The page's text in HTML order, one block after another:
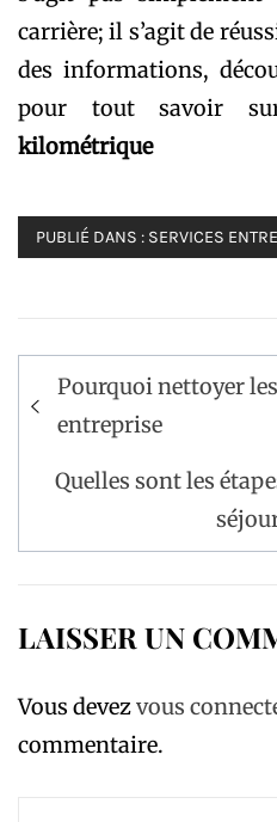
carrière; il s’agit de
des informations,
pour tout savoir
kilométrique
PUBLIÉ DANS : SERVICES
Navigation
de
l’article
Pourquoi nettoyer
entreprise
Quelles sont les
LAISSER UN
Vous devezvous
commentaire.